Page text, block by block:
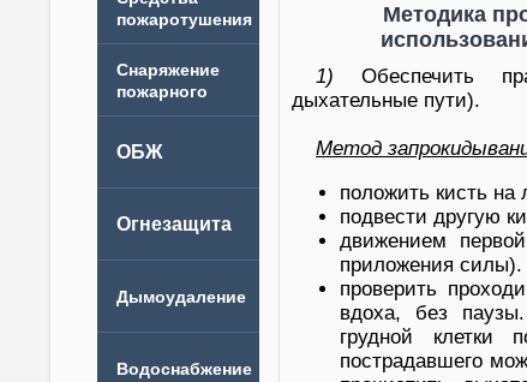
Методика
1)Обеспечить
дыхательные пути).
Метод
положить кисть на
подвести другую
движением
приложения силы).
проверить
вдоха, без
грудной клетки
пострадавшего